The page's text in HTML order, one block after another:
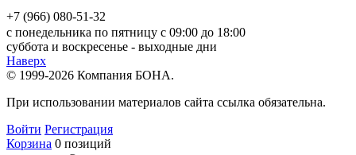
+7 (966) 080-51-32
с понедельника по пятницу с 09:00 до 18:00
суббота и воскресенье - выходные дни
Наверх
© 1999-2026 Компания БОНА.
При использовании материалов сайта ссылка обязательна.
Войти Регистрация
Корзина 0 позиций